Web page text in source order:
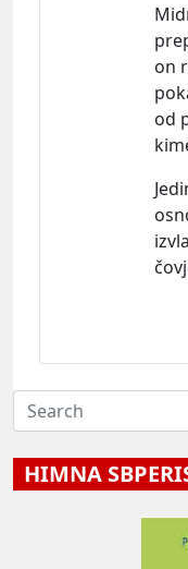
on
od
HIMNA